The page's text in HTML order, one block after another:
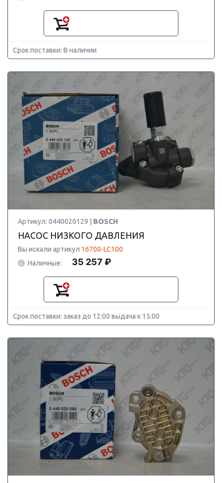
Срок поставки: В наличии
Артикул: 0440020129 | BOSCH
НАСОС НИЗКОГО ДАВЛЕНИЯ
Вы искали артикул 16700-LC100
Наличные:
35 257 ₽
Срок поставки: заказ до 12:00 выдача к 15:00